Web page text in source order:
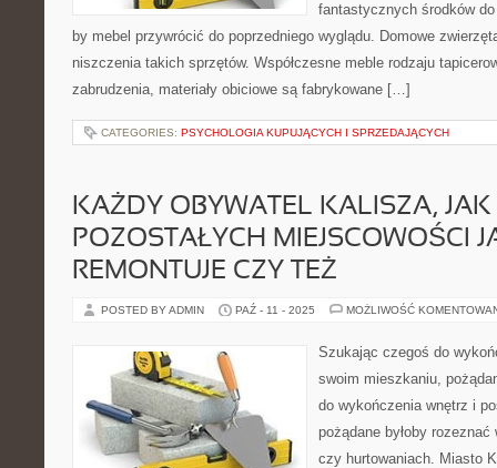
fantastycznych środków
by mebel przywrócić do poprzedniego wyglądu. Domowe
niszczenia takich sprzętów. Współczesne meble rodzaju
zabrudzenia, materiały obiciowe są fabrykowane […]
CATEGORIES: PSYCHOLOGIA KUPUJĄCYCH I SPRZEDAJĄCYCH
KAŻDY OBYWATEL KALISZA, JAK
POZOSTAŁYCH MIEJSCOWOŚCI
REMONTUJE CZY TEŻ
POSTED BY ADMIN PAŹ - 11 - 2025 MOŻLIWOŚĆ
Szukając czegoś do
swoim mieszkaniu,
do wykończenia wnętrz i
pożądane byłoby
czy hurtowaniach. Miasto